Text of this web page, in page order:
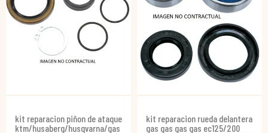
kit reparacion piñon de ataque
ktm/husaberg/husqvarna/gas
kit reparacion rueda delantera
gas gas gas gas ec125/200